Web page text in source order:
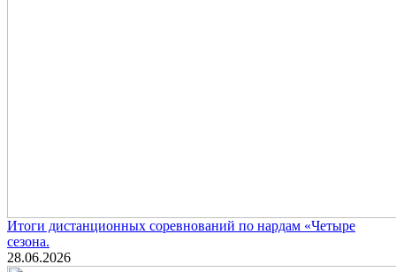
Итоги дистанционных соревнований по нардам «Четыре
сезона.
28.06.2026